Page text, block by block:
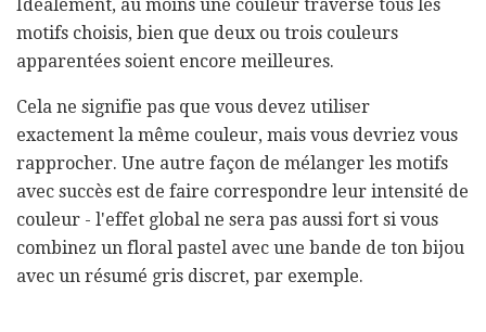
Idéalement, au moins une couleur traverse tous les
motifs choisis, bien que deux ou trois couleurs
apparentées soient encore meilleures.
Cela ne signifie pas que vous devez utiliser
exactement la même couleur, mais vous devriez vous
rapprocher. Une autre façon de mélanger les motifs
avec succès est de faire correspondre leur intensité de
couleur - l'effet global ne sera pas aussi fort si vous
combinez un floral pastel avec une bande de ton bijou
avec un résumé gris discret, par exemple.